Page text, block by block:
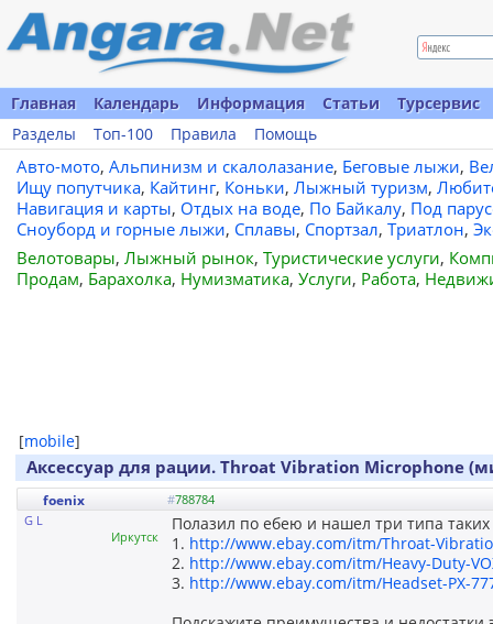
Главная Календарь Информация Статьи
Турсервис
Разделы
Топ-100 Правила Помощь
Авто-мото, Альпинизм и скалолазание, Беговые лыжи,
Ищу попутчика, Кайтинг, Коньки, Лыжный туризм,
Навигация и карты, Отдых на воде, По Байкалу, Под
Сноуборд и горные лыжи, Сплавы, Спортзал, Триатлон,
Велотовары, Лыжный рынок, Туристические услуги,
Продам, Барахолка, Нумизматика, Услуги, Работа,
[mobile]
Аксессуар для рации. Throat Vibration Microphone
foenix #788784
G L
Иркутск
Полазил по ебею и нашел три типа таких
1. http://www.ebay.com/itm/Throat-
2. http://www.ebay.com/itm/Heavy-Duty-
3. http://www.ebay.com/itm/Headset-PX-